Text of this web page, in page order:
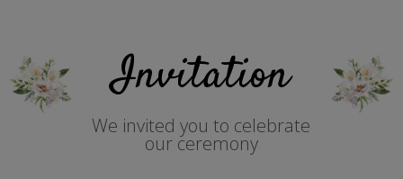
Invitation
We invited you to celebrate
our ceremony